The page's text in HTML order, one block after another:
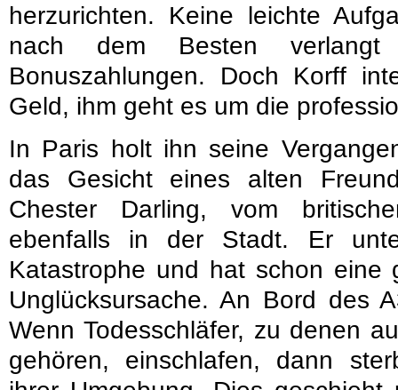
herzurichten. Keine leichte
nach dem Besten
Bonuszahlungen. Doch Korff
Geld, ihm geht es um die
In Paris holt ihn seine
das Gesicht eines alten
Chester Darling, vom
ebenfalls in der Stadt. Er
Katastrophe und hat schon eine
Unglücksursache. An Bord des
Wenn Todesschläfer, zu denen
gehören, einschlafen, dann